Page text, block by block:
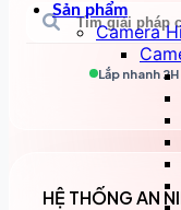
Sản phẩm
Camera
Lắp nhanh
HỆ THỐNG AN